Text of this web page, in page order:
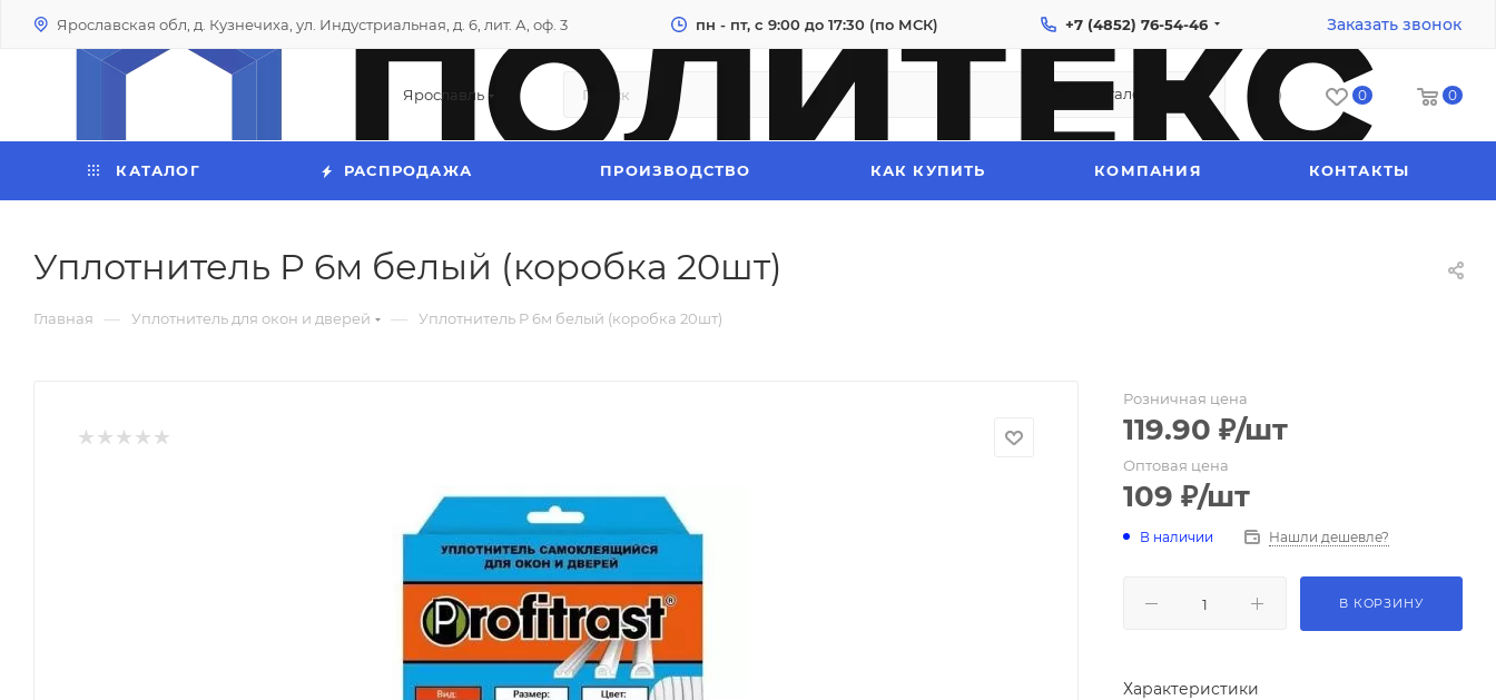
Ярославская обл, д. Кузнечиха, ул. Индустриальная, д. 6, лит. А, оф. 3 пн - пт, с 9:00 до 17:30 (по МСК) +7 (4852) 76-54-46 Заказать звонок
Ярославль Каталог 0 0
КАТАЛОГ РАСПРОДАЖА ПРОИЗВОДСТВО КАК КУПИТЬ КОМПАНИЯ КОНТАКТЫ
Уплотнитель P 6м белый (коробка 20шт)
Главная — Уплотнитель для окон и дверей — Уплотнитель P 6м белый (коробка 20шт)
Розничная цена
119.90 ₽/шт
Оптовая цена
109 ₽/шт
В наличии Нашли дешевле?
В КОРЗИНУ
Характеристики